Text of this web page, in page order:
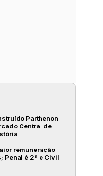
Parthenon
Central de
remuneração
Penal é 2ª e Civil